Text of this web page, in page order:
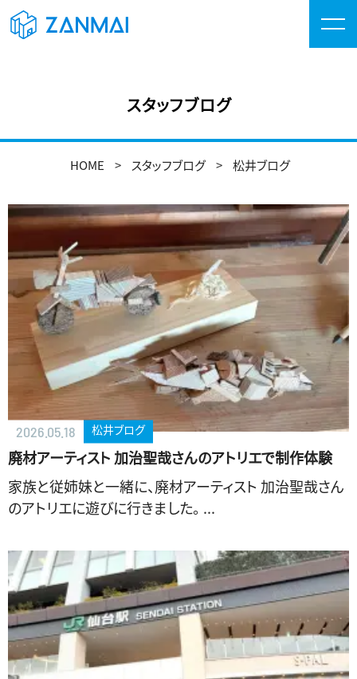
スタッフブログ
HOME スタッフブログ 松井ブログ
2026.05.18 松井ブログ
廃材アーティスト 加治聖哉さんのアトリエで制作体験
家族と従姉妹と一緒に、廃材アーティスト 加治聖哉さん
のアトリエに遊びに行きました。 ...